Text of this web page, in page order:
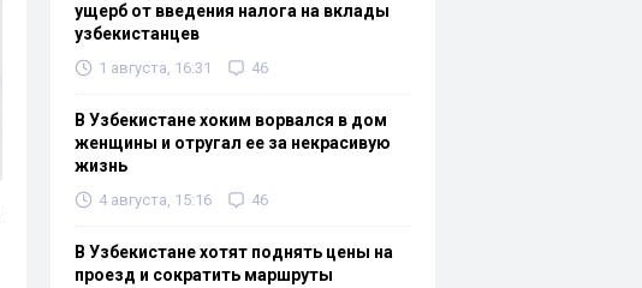
ущерб от введения налога на вклады
узбекистанцев
1 августа, 16:31 46
В Узбекистане хоким ворвался в дом
женщины и отругал ее за некрасивую
жизнь
4 августа, 15:16 46
В Узбекистане хотят поднять цены на
проезд и сократить маршруты